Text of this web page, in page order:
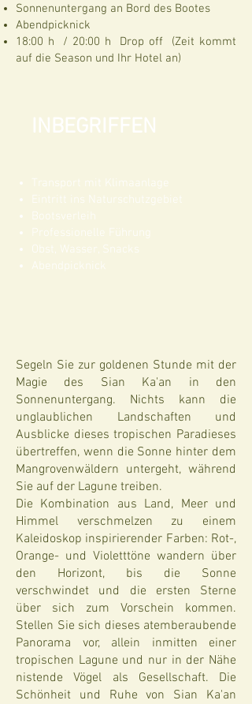
Sonnenuntergang an Bord des Bootes
Abendpicknick
18:00 h / 20:00 h Drop off (Zeit kommt
auf die Season und Ihr Hotel an)
INBEGRIFFEN
Transport mit Klimaanlage
Eintritt ins Naturschutzgebiet
Bootsverleih
Professionelle Führung
Obst, Wasser, Snacks
Abendpicknick
Segeln Sie zur goldenen Stunde mit der
Magie des Sian Ka'an in den
Sonnenuntergang. Nichts kann die
unglaublichen Landschaften und
Ausblicke dieses tropischen Paradieses
übertreffen, wenn die Sonne hinter dem
Mangrovenwäldern untergeht, während
Sie auf der Lagune treiben.
Die Kombination aus Land, Meer und
Himmel verschmelzen zu einem
Kaleidoskop inspirierender Farben: Rot-,
Orange- und Violetttöne wandern über
den Horizont, bis die Sonne
verschwindet und die ersten Sterne
über sich zum Vorschein kommen.
Stellen Sie sich dieses atemberaubende
Panorama vor, allein inmitten einer
tropischen Lagune und nur in der Nähe
nistende Vögel als Gesellschaft. Die
Schönheit und Ruhe von Sian Ka'an